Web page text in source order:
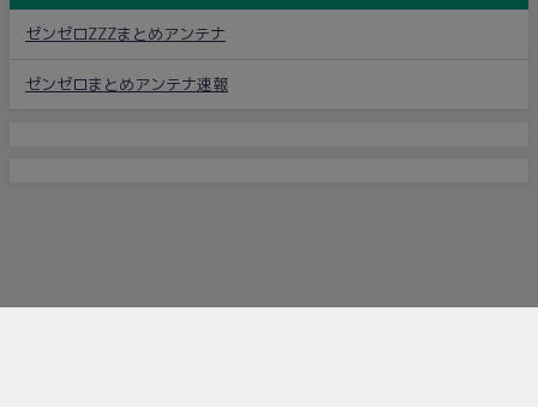
ゼンゼロZZZまとめアンテナ
ゼンゼロまとめアンテナ速報